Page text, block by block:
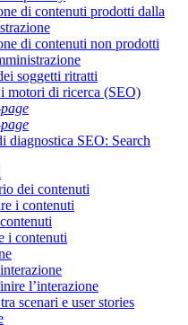
di contenuti prodotti dalla
di contenuti non prodotti
soggetti ritratti
motori di ricerca (SEO)
diagnostica SEO: Search
dei contenuti
i contenuti
i contenuti
l’interazione
scenari e user stories